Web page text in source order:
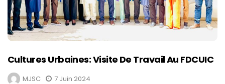
Cultures Urbaines: Visite De Travail Au FDCUIC
MJSC 7 Juin 2024